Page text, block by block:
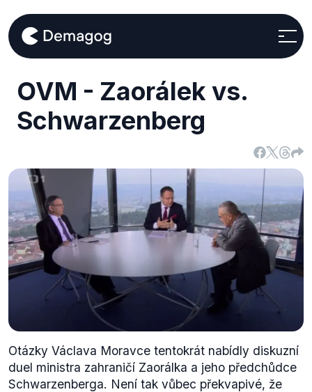
OVM - Zaorálek vs.
Schwarzenberg
Otázky Václava Moravce tentokrát nabídly diskuzní
duel ministra zahraničí Zaorálka a jeho předchůdce
Schwarzenberga. Není tak vůbec překvapivé, že